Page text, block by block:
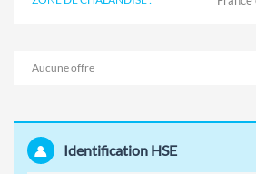
Aucune offre
Identification HSE